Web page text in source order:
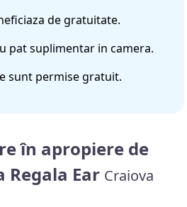
de gratuitate.
pat suplimentar in camera.
sunt permise gratuit.
în apropiere de
Regala Ear Craiova